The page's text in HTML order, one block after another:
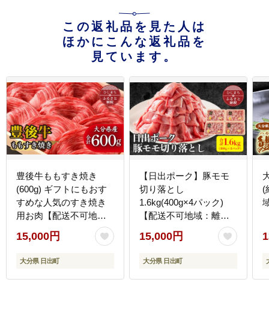
この返礼品を見た人は
ほかにこんな返礼品を
見ています。
豊後牛ももすき焼き
(600g) ギフトにもおす
すめな人気のすき焼き
用お肉【配送不可地
域：離島】
15,000円
大分県 日出町
【日出ポーク】豚モモ
切り落とし
1.6kg(400g×4パック)
【配送不可地域：離
15,000円
大分県 日出町
(